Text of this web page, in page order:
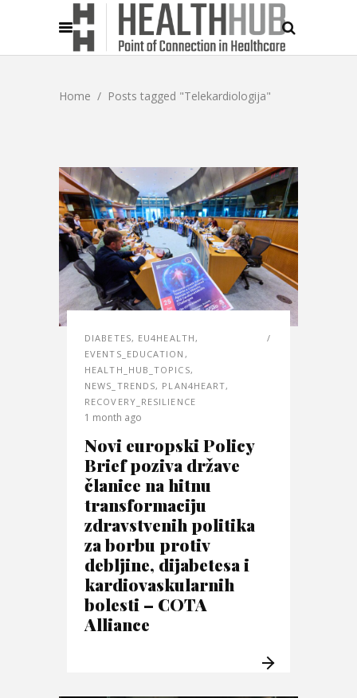
Home / Posts tagged "Telekardiologija"
DIABETES, EU4HEALTH ,
EVENTS_EDUCATION ,
HEALTH_HUB_TOPICS,
NEWS_TRENDS, PLAN4HEART,
RECOVERY_RESILIENCE
1 month ago
Novi europski Policy
Brief poziva države
članice na hitnu
transformaciju
zdravstvenih politika
za borbu protiv
debljine, dijabetesa i
kardiovaskularnih
bolesti – COTA
Alliance